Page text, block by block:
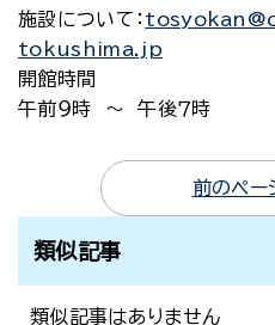
施設について ：
tokushima.jp
開館時間
午前９時 ～ 午後７時
前のペー
類似記事
類似記事はありません